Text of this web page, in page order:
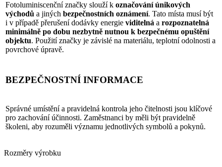
Fotoluminiscenční značky slouží k označování únikových
východů a jiných bezpečnostních oznámení. Tato místa musí být
i v případě přerušení dodávky energie viditelná a rozpoznatelná
minimálně po dobu nezbytně nutnou k bezpečnému opuštění
objektu. Použití značky je závislé na materiálu, teplotní odolnosti a
povrchové úpravě.
BEZPEČNOSTNÍ INFORMACE
Správné umístění a pravidelná kontrola jeho čitelnosti jsou klíčové
pro zachování účinnosti. Zaměstnanci by měli být pravidelně
školeni, aby rozuměli významu jednotlivých symbolů a pokynů.
Rozměry výrobku